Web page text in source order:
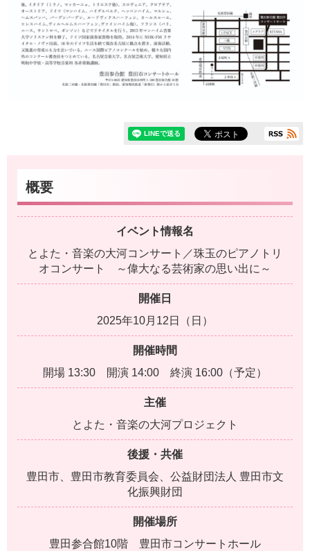
概要
イベント情報名
とよた・音楽の大河コンサート／珠玉のピアノトリ
オコンサート ～偉大なる芸術家の思い出に～
開催日
2025年10月12日（日）
開催時間
開場 13:30 開演 14:00 終演 16:00（予定）
主催
とよた・音楽の大河プロジェクト
後援・共催
豊田市、豊田市教育委員会、公益財団法人 豊田市文
化振興財団
開催場所
豊田参合館10階 豊田市コンサートホール